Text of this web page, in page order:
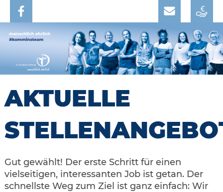
AKTUELLE
Gut gewählt! Der erste Schritt für einen
vielseitigen, interessanten Job ist getan. Der
schnellste Weg zum Ziel ist ganz einfach: Wir